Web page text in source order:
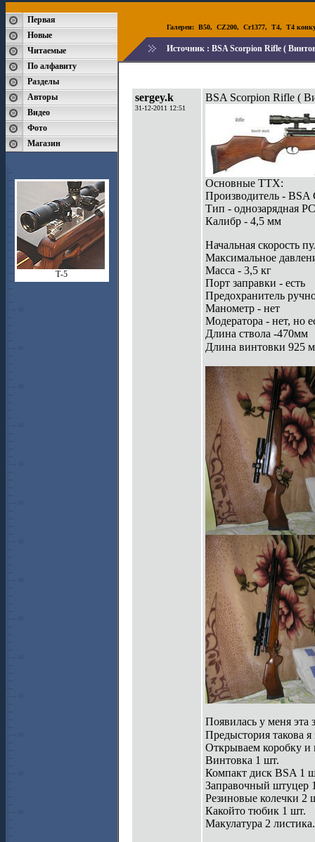
Первая
Новые
Читаемые
По алфавиту
Разделы
Авторы
Видео
Фото
Магазин
Т-5
Галереи: B50, CZ200, Cr1377, T4, T4
Источник : BSA Scorpion Rifle (
sergey.k
31-12-2011 12:51
BSA Scorpion Rifle (
Основные ТТХ:
Производитель -
Тип - однозарядная
Калибр - 4,5 мм
Начальная скорость
Максимальное
Масса - 3,5 кг
Порт заправки - есть
Предохранитель
Манометр - нет
Модератора - нет, но
Длина ствола -470мм
Длина винтовки 925
Появилась у меня эта
Предыстория такова
Открываем коробку и
Винтовка 1 шт.
Компакт диск BSA 1
Заправочный штуцер
Резиновые колечки 2
Какойто тюбик 1 шт.
Макулатура 2 листика.